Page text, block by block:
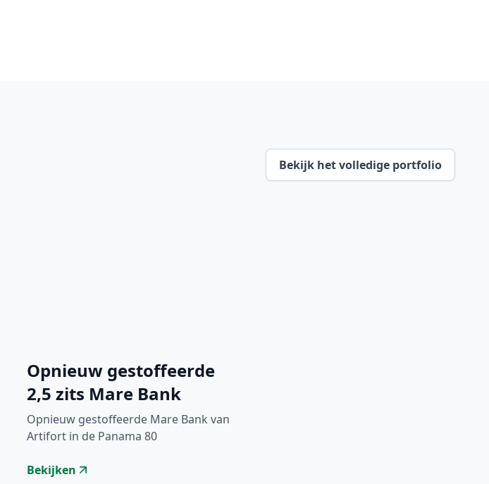
Bekijk het volledige portfolio
Opnieuw gestoffeerde
2,5 zits Mare Bank
Opnieuw gestoffeerde Mare Bank van
Artifort in de Panama 80
Bekijken